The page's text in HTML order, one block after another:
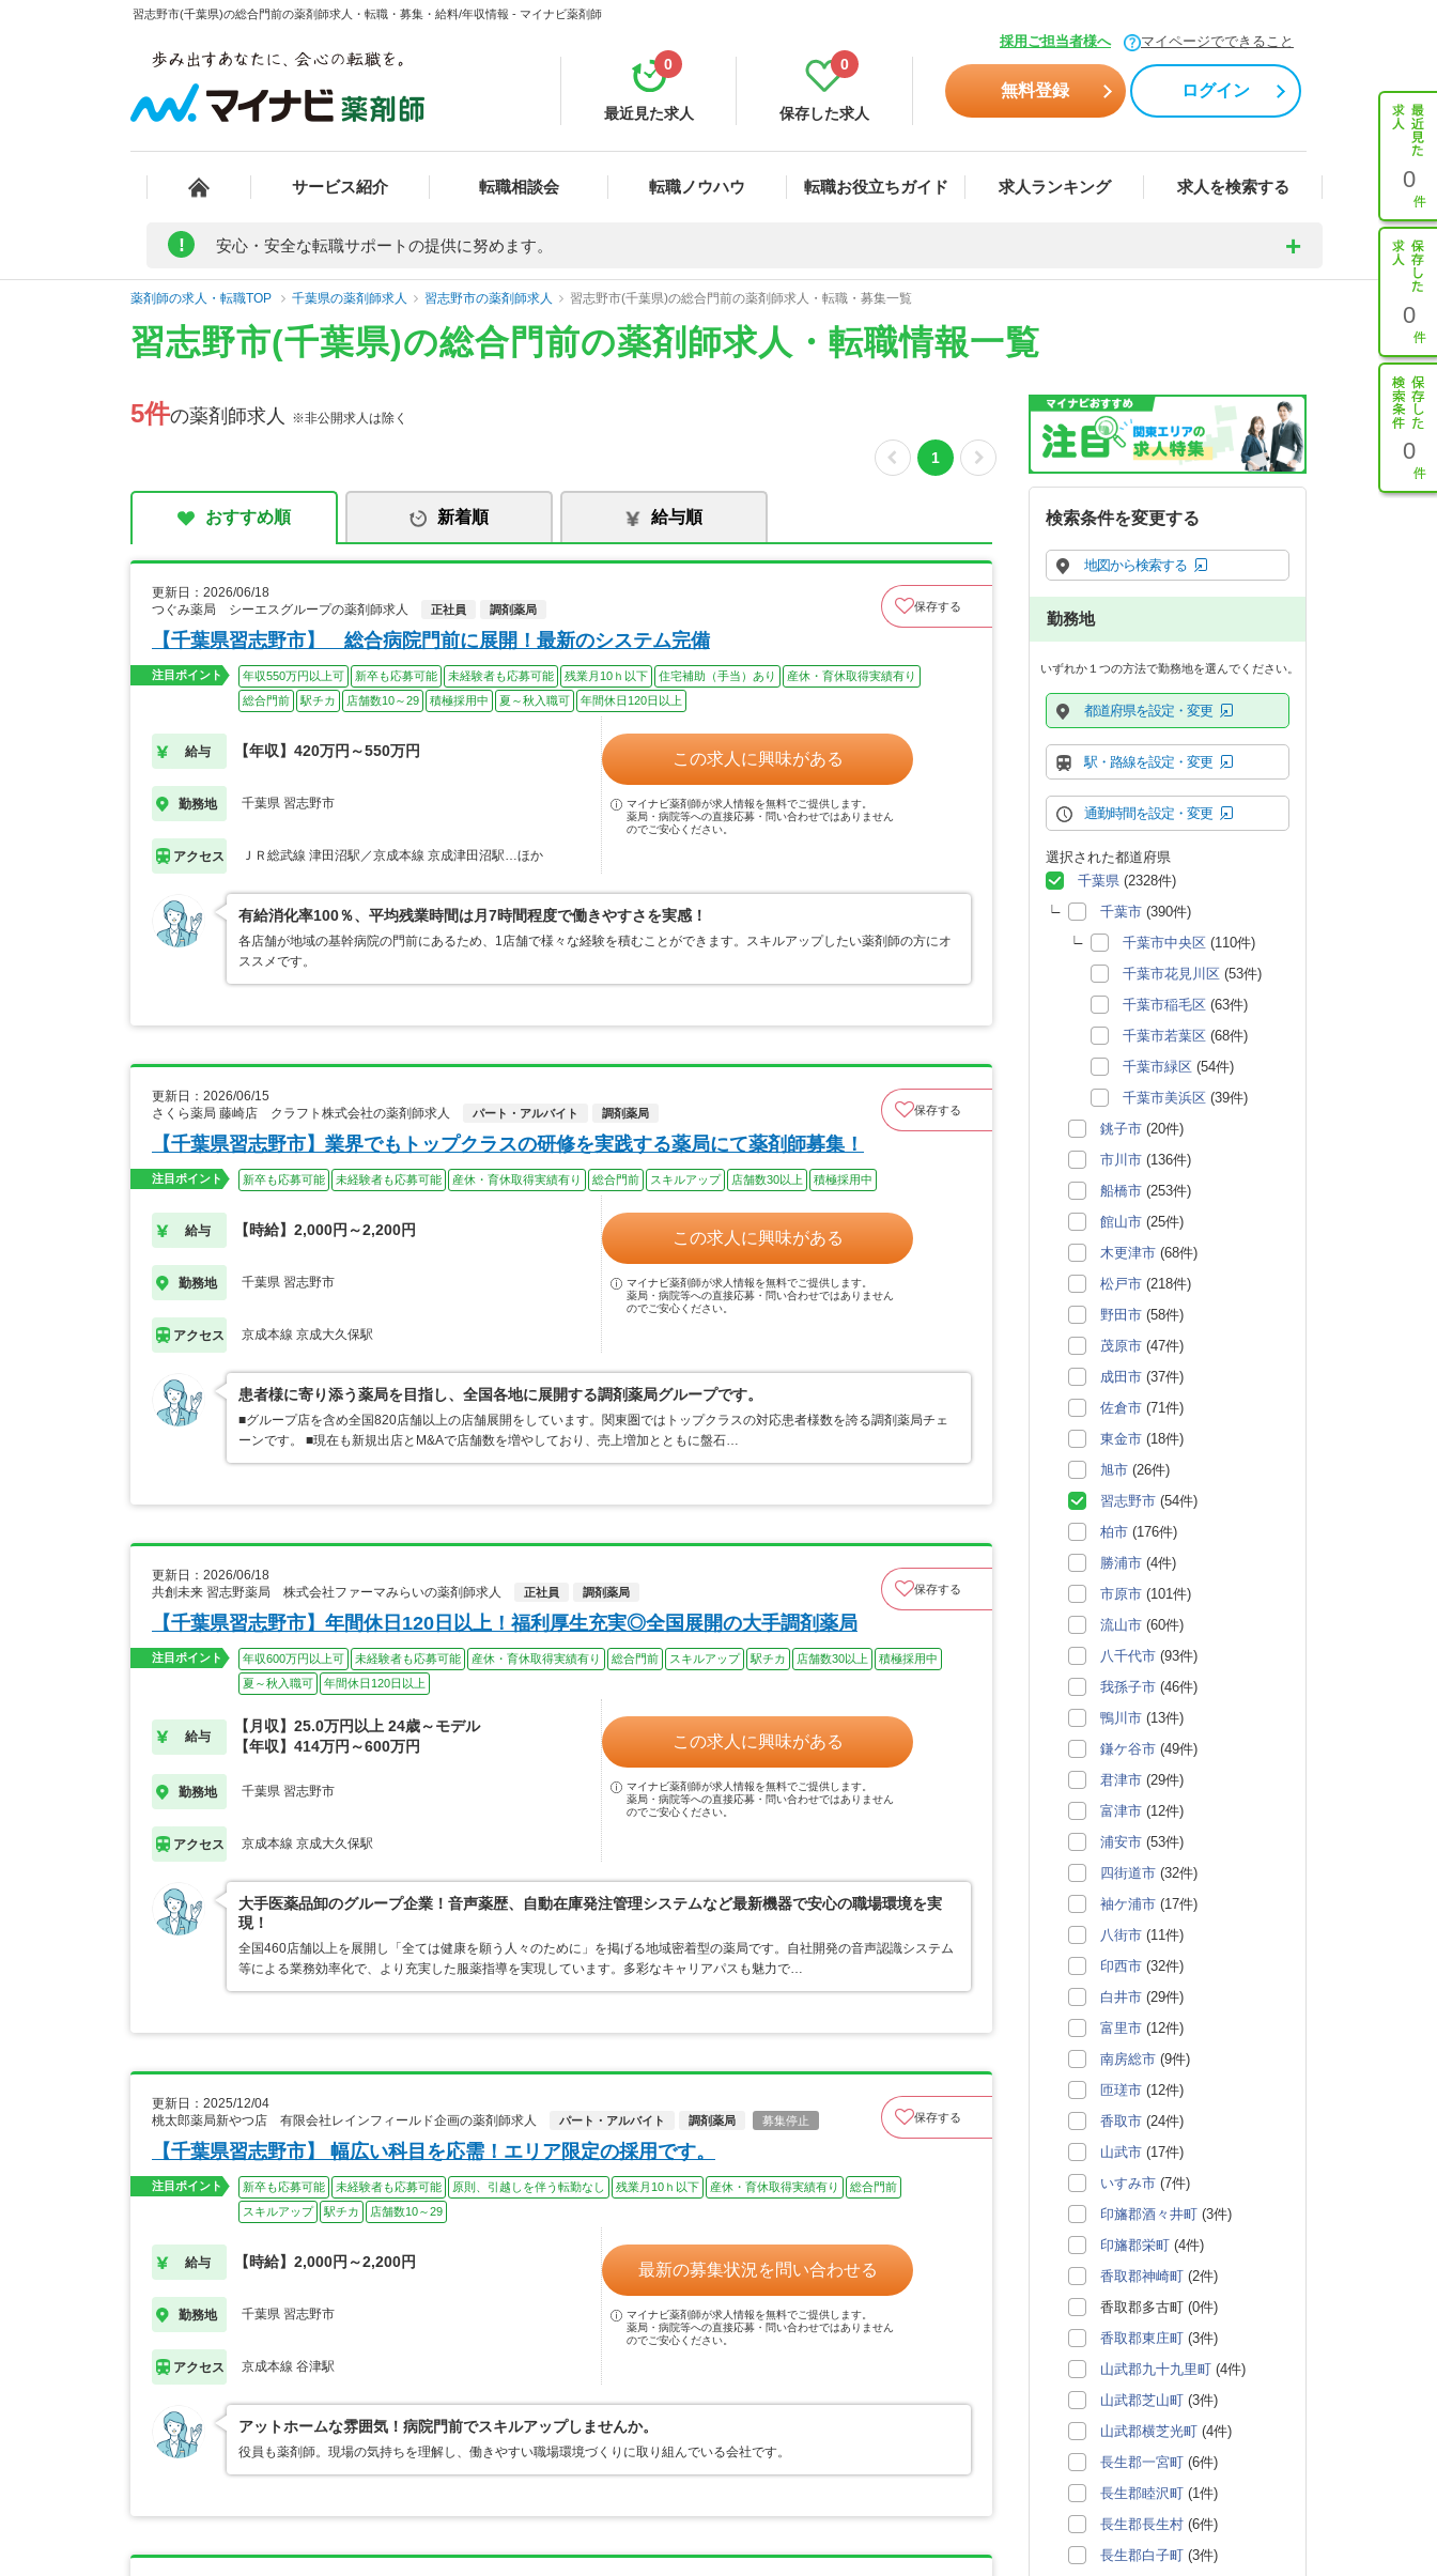
習志野市(千葉県)の総合門前の薬剤師求人・転職・募集・給料/年収情報 - マイナビ薬剤師
採用ご担当者様へ マイページでできること
最近見た求人
0
保存した求人
0
無料登録 ログイン
サービス紹介 転職相談会 転職ノウハウ 転職お役立ちガイド 求人ランキング 求人を検索する 0
0
0
! 安心・安全な転職サポートの提供に努めます。
薬剤師の求人・転職TOP 千葉県の薬剤師求人 習志野市の薬剤師求人 習志野市(千葉県)の総合門前の薬剤師求人・転職・募集一覧
習志野市(千葉県)の総合門前の薬剤師求人・転職情報一覧
5件の薬剤師求人 ※非公開求人は除く
1
おすすめ順 新着順 給与順
更新日：2026/06/18
つぐみ薬局 シーエスグループの薬剤師求人
正社員 調剤薬局 保存する
【千葉県習志野市】 総合病院門前に展開！最新のシステム完備
注目ポイント 年収550万円以上可 新卒も応募可能 未経験者も応募可能 残業月10ｈ以下 住宅補助（手当）あり
産休・育休取得実績有り
総合門前
駅チカ 店舗数10～29 積極採用中 夏～秋入職可 年間休日120日以上
給与 【年収】420万円～550万円
勤務地 千葉県 習志野市
アクセス ＪＲ総武線 津田沼駅／京成本線 京成津田沼駅…ほか
この求人に興味がある
マイナビ薬剤師が求人情報を無料でご提供します。
薬局・病院等への直接応募・問い合わせではありません
のでご安心ください。
有給消化率100％、平均残業時間は月7時間程度で働きやすさを実感！
各店舗が地域の基幹病院の門前にあるため、1店舗で様々な経験を積むことができます。スキルアップしたい薬剤師の方にオ
ススメです。
更新日：2026/06/15
さくら薬局 藤崎店 クラフト株式会社の薬剤師求人
パート・アルバイト 調剤薬局 保存する
【千葉県習志野市】業界でもトップクラスの研修を実践する薬局にて薬剤師募集！
注目ポイント 新卒も応募可能 未経験者も応募可能 産休・育休取得実績有り 総合門前 スキルアップ 店舗数30以上 積極採用中
給与 【時給】2,000円～2,200円
勤務地 千葉県 習志野市
アクセス 京成本線 京成大久保駅
この求人に興味がある
マイナビ薬剤師が求人情報を無料でご提供します。
薬局・病院等への直接応募・問い合わせではありません
のでご安心ください。
患者様に寄り添う薬局を目指し、全国各地に展開する調剤薬局グループです。
■グループ店を含め全国820店舗以上の店舗展開をしています。関東圏ではトップクラスの対応患者様数を誇る調剤薬局チェ
ーンです。 ■現在も新規出店とM&Aで店舗数を増やしており、売上増加とともに盤石…
更新日：2026/06/18
共創未来 習志野薬局 株式会社ファーマみらいの薬剤師求人
正社員 調剤薬局 保存する
【千葉県習志野市】年間休日120日以上！福利厚生充実◎全国展開の大手調剤薬局
注目ポイント 年収600万円以上可 未経験者も応募可能 産休・育休取得実績有り 総合門前 スキルアップ 駅チカ 店舗数30以上
積極採用中
夏～秋入職可
年間休日120日以上
給与
【月収】25.0万円以上 24歳～モデル
【年収】414万円～600万円
勤務地 千葉県 習志野市
アクセス 京成本線 京成大久保駅
この求人に興味がある
マイナビ薬剤師が求人情報を無料でご提供します。
薬局・病院等への直接応募・問い合わせではありません
のでご安心ください。
大手医薬品卸のグループ企業！音声薬歴、自動在庫発注管理システムなど最新機器で安心の職場環境を実
現！
全国460店舗以上を展開し「全ては健康を願う人々のために」を掲げる地域密着型の薬局です。自社開発の音声認識システム
等による業務効率化で、より充実した服薬指導を実現しています。多彩なキャリアパスも魅力で…
更新日：2025/12/04
桃太郎薬局新やつ店 有限会社レインフィールド企画の薬剤師求人
パート・アルバイト 調剤薬局 募集停止 保存する
【千葉県習志野市】 幅広い科目を応需！エリア限定の採用です。
注目ポイント 新卒も応募可能 未経験者も応募可能 原則、引越しを伴う転勤なし 残業月10ｈ以下 産休・育休取得実績有り
総合門前
スキルアップ
駅チカ 店舗数10～29
給与 【時給】2,000円～2,200円
勤務地 千葉県 習志野市
アクセス 京成本線 谷津駅
最新の募集状況を問い合わせる
マイナビ薬剤師が求人情報を無料でご提供します。
薬局・病院等への直接応募・問い合わせではありません
のでご安心ください。
アットホームな雰囲気！病院門前でスキルアップしませんか。
役員も薬剤師。現場の気持ちを理解し、働きやすい職場環境づくりに取り組んでいる会社です。
検索条件を変更する
地図から検索する
勤務地
いずれか１つの方法で勤務地を選んでください。
都道府県を設定・変更
駅・路線を設定・変更
通勤時間を設定・変更
選択された都道府県
千葉県 (2328件)
千葉市 (390件)
千葉市中央区 (110件)
千葉市花見川区 (53件)
千葉市稲毛区 (63件)
千葉市若葉区 (68件)
千葉市緑区 (54件)
千葉市美浜区 (39件)
銚子市 (20件)
市川市 (136件)
船橋市 (253件)
館山市 (25件)
木更津市 (68件)
松戸市 (218件)
野田市 (58件)
茂原市 (47件)
成田市 (37件)
佐倉市 (71件)
東金市 (18件)
旭市 (26件)
習志野市 (54件)
柏市 (176件)
勝浦市 (4件)
市原市 (101件)
流山市 (60件)
八千代市 (93件)
我孫子市 (46件)
鴨川市 (13件)
鎌ケ谷市 (49件)
君津市 (29件)
富津市 (12件)
浦安市 (53件)
四街道市 (32件)
袖ケ浦市 (17件)
八街市 (11件)
印西市 (32件)
白井市 (29件)
富里市 (12件)
南房総市 (9件)
匝瑳市 (12件)
香取市 (24件)
山武市 (17件)
いすみ市 (7件)
印旛郡酒々井町 (3件)
印旛郡栄町 (4件)
香取郡神崎町 (2件)
香取郡多古町 (0件)
香取郡東庄町 (3件)
山武郡九十九里町 (4件)
山武郡芝山町 (3件)
山武郡横芝光町 (4件)
長生郡一宮町 (6件)
長生郡睦沢町 (1件)
長生郡長生村 (6件)
長生郡白子町 (3件)